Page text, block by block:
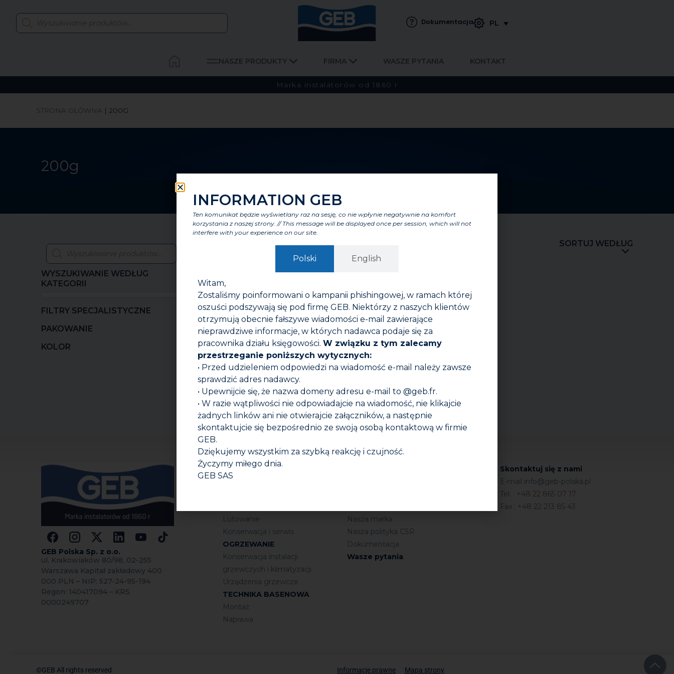
Dokumentacja PL
NASZE PRODUKTY FIRMA WASZE PYTANIA KONTAKT
Marka instalatorów od 1860 r
STRONA GŁÓWNA | 200G
200g
WYSZUKIWANIE WEDŁUG
KATEGORII
FILTRY SPECJALISTYCZNE
PAKOWANIE
KOLOR
SORTUJ WEDŁUG
GEBEX LUB GEBSOPLAST GEL +
GEB Polska Sp. z o.o.
ul. Krakowiaków 80/98, 02-255
Warszawa Kapitał zakładowy 400
000 PLN – NIP: 527-24-95-194
Regon: 140417094 – KRS
0000249707
INSTALACJE SANITARNE
Połączenia gwintowane
Lutowanie
Konserwacja i serwis
OGRZEWANIE
Konserwacja instalacji
grzewczych i klimatyzacji
Urządzenia grzewcze
TECHNIKA BASENOWA
Montaż
Naprawa
Nasza marka
Nasza polityka CSR
Dokumentacja
Wasze pytania
Skontaktuj się z nami
E-mail info@geb-polska.pl
Tel. : +48 22 865 07 17
Fax : +48 22 213 85 43
©GEB All rights reserved Informacje prawne Mapa strony
INFORMATION GEB
Ten komunikat będzie wyświetlany raz na sesję, co nie wpłynie negatywnie na komfort
korzystania z naszej strony. // This message will be displayed once per session, which will not
interfere with your experience on our site.
Polski English
Witam,
Zostaliśmy poinformowani o kampanii phishingowej, w ramach której
oszuści podszywają się pod firmę GEB. Niektórzy z naszych klientów
otrzymują obecnie fałszywe wiadomości e-mail zawierające
nieprawdziwe informacje, w których nadawca podaje się za
pracownika działu księgowości. W związku z tym zalecamy
przestrzeganie poniższych wytycznych:
• Przed udzieleniem odpowiedzi na wiadomość e-mail należy zawsze
sprawdzić adres nadawcy.
• Upewnijcie się, że nazwa domeny adresu e-mail to @geb.fr.
• W razie wątpliwości nie odpowiadajcie na wiadomość, nie klikajcie
żadnych linków ani nie otwierajcie załączników, a następnie
skontaktujcie się bezpośrednio ze swoją osobą kontaktową w firmie
GEB.
Dziękujemy wszystkim za szybką reakcję i czujność.
Życzymy miłego dnia.
GEB SAS